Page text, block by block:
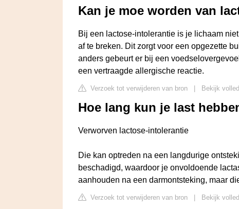
Kan je moe worden van
Bij een lactose-intolerantie is je lichaam
af te breken. Dit zorgt voor een opgezette
anders gebeurt er bij een
een vertraagde allergische reactie.
Verzoek tot verwijderen van bron Bekijk
Hoe lang kun je last
Verworven lactose-intolerantie
Die kan optreden na een langdurige
beschadigd, waardoor je onvoldoende
aanhouden na een darmontsteking, maar
Verzoek tot verwijderen van bron Bekijk